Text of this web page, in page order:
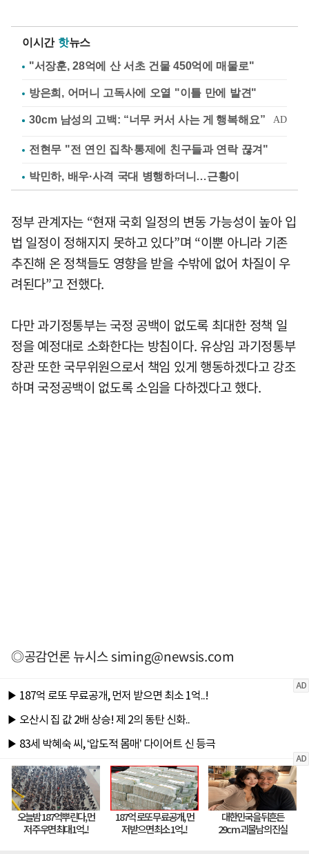
이시간 핫뉴스
"서장훈, 28억에 산 서초 건물 450억에 매물로"
방은희, 어머니 고독사에 오열 "이틀 만에 발견"
전현무 "전 연인 집착·통제에 친구들과 연락 끊겨"
박민하, 배우·사격 국대 병행하더니…근황이
정부 관계자는 “현재 국회 일정의 변동 가능성이 높아 입
법 일정이 정해지지 못하고 있다”며 “이뿐 아니라 기존
추진해 온 정책들도 영향을 받을 수밖에 없어 차질이 우
려된다”고 전했다.
다만 과기정통부는 국정 공백이 없도록 최대한 정책 일
정을 예정대로 소화한다는 방침이다. 유상임 과기정통부
장관 또한 국무위원으로서 책임 있게 행동하겠다고 강조
하며 국정공백이 없도록 소임을 다하겠다고 했다.
◎공감언론 뉴시스siming@newsis.com